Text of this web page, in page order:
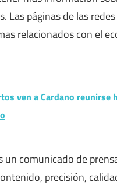
Las páginas de las
relacionados con el
ven a Cardano
un comunicado de
precisión,